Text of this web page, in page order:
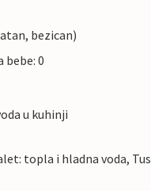
bezican)
bebe: 0
u kuhinji
topla i hladna voda, Tus